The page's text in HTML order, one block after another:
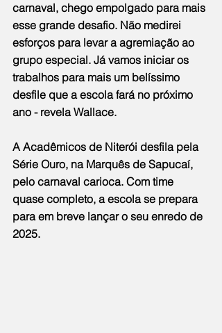
carnaval, chego empolgado para mais
esse grande desafio. Não medirei
esforços para levar a agremiação ao
grupo especial. Já vamos iniciar os
trabalhos para mais um belíssimo
desfile que a escola fará no próximo
ano - revela Wallace.
A Acadêmicos de Niterói desfila pela
Série Ouro, na Marquês de Sapucaí,
pelo carnaval carioca. Com time
quase completo, a escola se prepara
para em breve lançar o seu enredo de
2025.